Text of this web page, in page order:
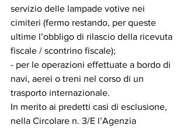
servizio delle lampade votive nei
cimiteri (fermo restando, per queste
ultime l’obbligo di rilascio della ricevuta
fiscale / scontrino fiscale);
- per le operazioni effettuate a bordo di
navi, aerei o treni nel corso di un
trasporto internazionale.
In merito ai predetti casi di esclusione,
nella Circolare n. 3/E l’Agenzia